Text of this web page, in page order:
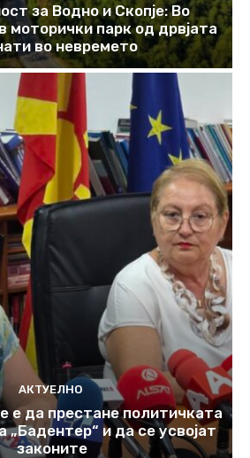
за Водно и Скопје: Во
моторички парк од дрвјата
во невремето
АКТУЕЛНО
е да престане политичката
„Бадентер“ и да се усвојат
законите